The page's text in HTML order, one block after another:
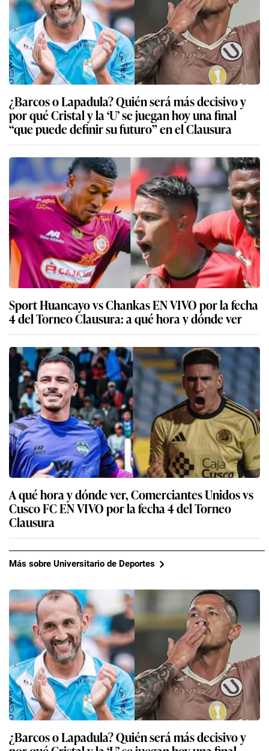
¿Barcos o Lapadula? Quién será más decisivo y
por qué Cristal y la ‘U’ se juegan hoy una final
“que puede definir su futuro” en el Clausura
Sport Huancayo vs Chankas EN VIVO por la fecha
4 del Torneo Clausura: a qué hora y dónde ver
A qué hora y dónde ver, Comerciantes Unidos vs
Cusco FC EN VIVO por la fecha 4 del Torneo
Clausura
Más sobre Universitario de Deportes
¿Barcos o Lapadula? Quién será más decisivo y